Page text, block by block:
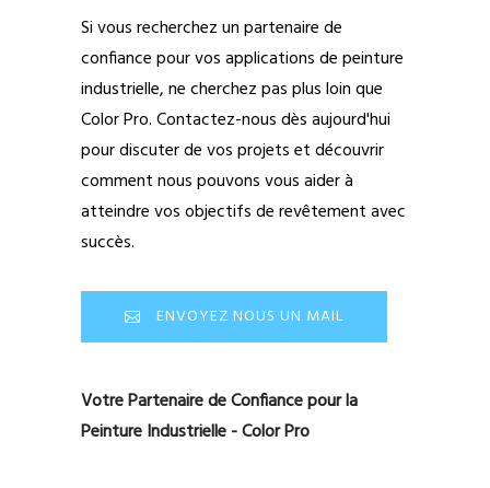
Si vous recherchez un partenaire de
confiance pour vos applications de peinture
industrielle, ne cherchez pas plus loin que
Color Pro. Contactez-nous dès aujourd'hui
pour discuter de vos projets et découvrir
comment nous pouvons vous aider à
atteindre vos objectifs de revêtement avec
succès.
ENVOYEZ NOUS UN MAIL
Votre Partenaire de Confiance pour la
Peinture Industrielle - Color Pro